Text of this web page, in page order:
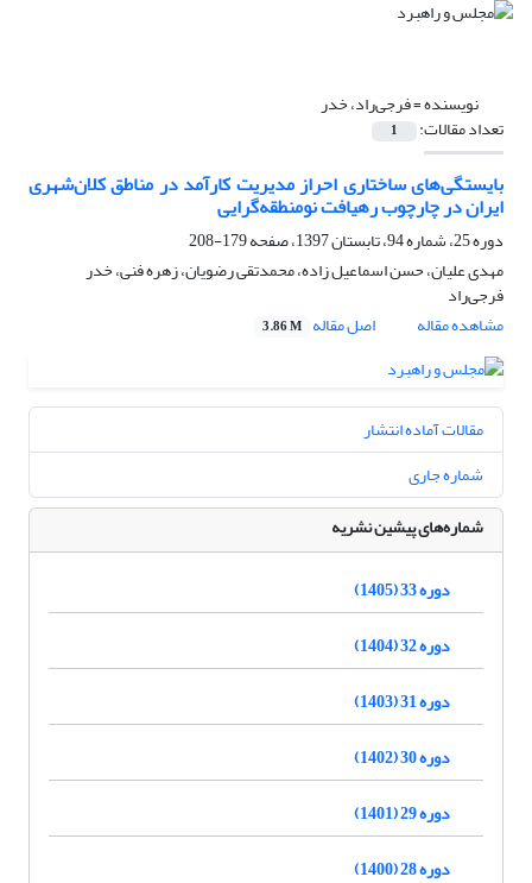
نویسنده =فرجی‌راد، خدر
تعداد مقالات: 1
بایستگی‌های ساختاری احراز مدیریت کارآمد در مناطق کلان‌شهری
ایران در چارچوب رهیافت نومنطقه‌گرایی
دوره 25، شماره 94، تابستان 1397، صفحه
179-208
مهدی علیان، حسن اسماعیل زاده، محمدتقی رضویان، زهره فنی، خدر
فرجی‌راد
مشاهده مقاله
اصل مقاله 3.86 M
مقالات آماده انتشار
شماره جاری
شماره‌های پیشین نشریه
دوره 33 (1405)
دوره 32 (1404)
دوره 31 (1403)
دوره 30 (1402)
دوره 29 (1401)
دوره 28 (1400)